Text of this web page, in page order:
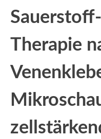
Therapie